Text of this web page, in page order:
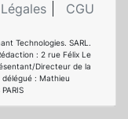
CGU
Technologies. SARL.
: 2 rue Félix Le
Directeur de la
: Mathieu